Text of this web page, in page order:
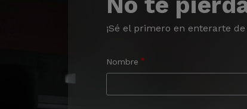
¡Sé el primero en enterarte
Nombre